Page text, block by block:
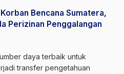
Bencana Sumatera,
Perizinan Penggalangan
daya terbaik untuk
transfer pengetahuan